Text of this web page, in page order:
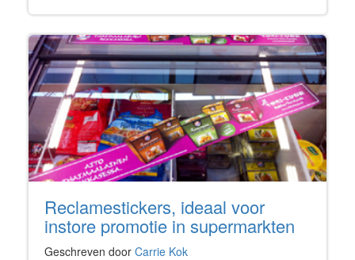
Reclamestickers, ideaal voor
instore promotie in supermarkten
Geschreven door Carrie Kok